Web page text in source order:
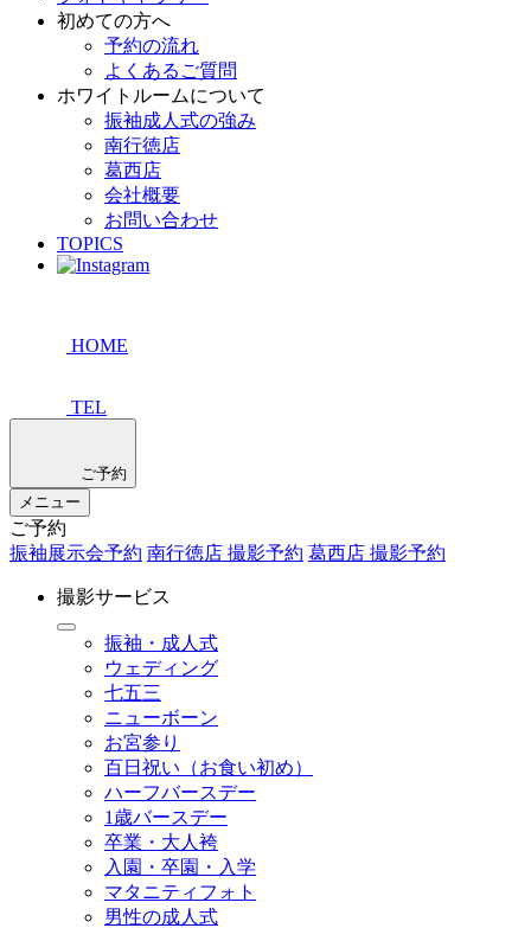
初めての方へ
予約の流れ
よくあるご質問
ホワイトルームについて
振袖成人式の強み
南行徳店
葛西店
会社概要
お問い合わせ
TOPICS
HOME
TEL
ご予約
メニュー
ご予約
振袖展示会予約 南行徳店 撮影予約 葛西店 撮影予約
撮影サービス
振袖・成人式
ウェディング
七五三
ニューボーン
お宮参り
百日祝い（お食い初め）
ハーフバースデー
1歳バースデー
卒業・大人袴
入園・卒園・入学
マタニティフォト
男性の成人式